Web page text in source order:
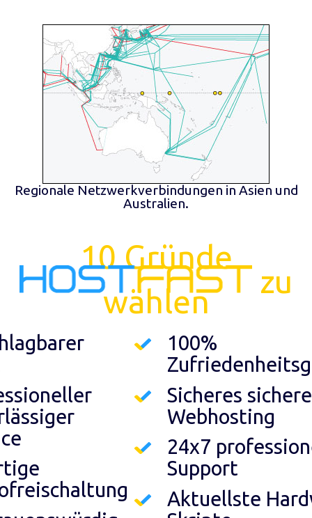
Regionale Netzwerkverbindungen in Asien und
Australien.
10 Gründe
zu
wählen
100%
Sicheres
Webhosting
24x7
Support
Aktuellste